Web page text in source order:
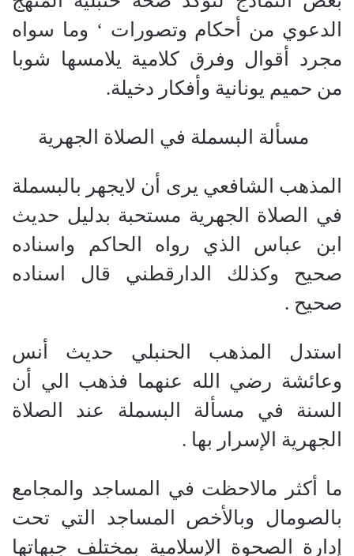
الدعوي من أحكام وتصورات ‘ وما سواه
مجرد أقوال وفرق كلامية يلامسها شوبا
من حميم يونانية وأفكار دخيلة.
مسألة البسملة في الصلاة الجهرية
المذهب الشافعي يرى أن لايجهر بالبسملة
في الصلاة الجهرية مستحبة بدليل حديث
ابن عباس الذي رواه الحاكم واسناده
صحيح وكذلك الدارقطني قال اسناده
صحيح .
استدل المذهب الحنبلي حديث أنس
وعائشة رضي الله عنهما فذهب الي أن
السنة في مسألة البسملة عند الصلاة
الجهرية الإسرار بها .
ما أكثر مالاحظت في المساجد والمجامع
بالصومال وبالأخص المساجد التي تحت
إدارة الصحوة الإسلامية بمختلف جبهاتها